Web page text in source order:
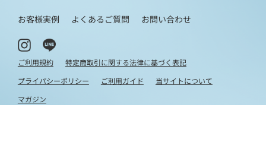
お客様実例 よくあるご質問 お問い合わせ
ご利用規約
特定商取引に関する法律に基づく表記
プライパシーポリシー
ご利用ガイド
当サイトについて
マガジン